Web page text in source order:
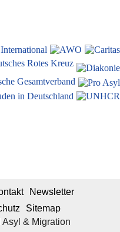
& Migration
Newsletter
Sitemap